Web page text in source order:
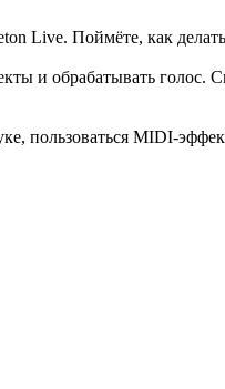
Live. Поймёте, как
и обрабатывать голос.
пользоваться MIDI-